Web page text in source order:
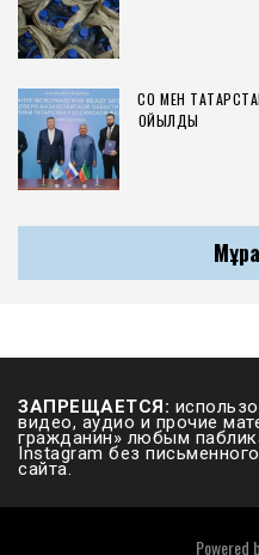
СҚО МЕН
ҚОЙЫЛДЫ
ЗАПРЕЩАЕТСЯ:
видео, аудио и прочие
гражданин» любым
Instagram без
сайта.
Powered